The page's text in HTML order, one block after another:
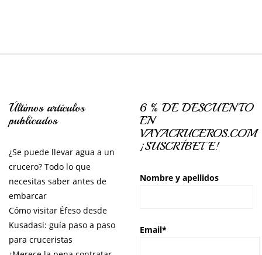
Últimos artículos
publicados
¿Se puede llevar agua a un
crucero? Todo lo que
necesitas saber antes de
embarcar
Cómo visitar Éfeso desde
Kusadasi: guía paso a paso
para cruceristas
6 % DE DESCUENTO
EN
VAYACRUCEROS.COM
¡SUSCRÍBETE!
Nombre y apellidos
Email*